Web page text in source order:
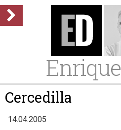
Enrique
Cercedilla
14.04.2005